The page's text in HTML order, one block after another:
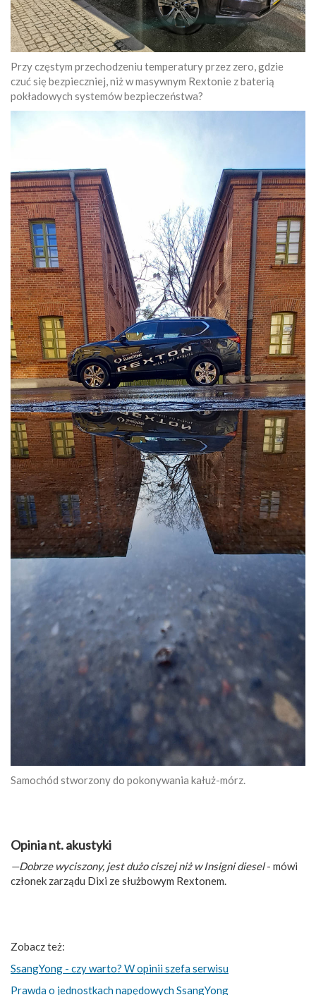
Przy częstym przechodzeniu temperatury przez zero, gdzie
czuć się bezpieczniej, niż w masywnym Rextonie z baterią
pokładowych systemów bezpieczeństwa?
Samochód stworzony do pokonywania kałuż-mórz.
Opinia nt. akustyki
—Dobrze wyciszony, jest dużo ciszej niż w Insigni diesel- mówi
członek zarządu Dixi ze służbowym Rextonem.
Zobacz też:
SsangYong - czy warto? W opinii szefa serwisu
Prawda o jednostkach napędowych SsangYong